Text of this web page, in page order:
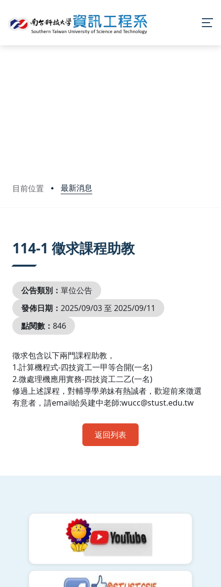
目前位置 最新消息
114-1 徵求課程助教
公告類別： 單位公告
發佈日期： 2025/09/03 至 2025/09/11
點閱數： 846
徵求包含以下兩門課程助教，
1.計算機程式-四技資工一甲等合開(一名)
2.微處理機應用實務-四技資工二乙(一名)
修過上述課程，對輔導學弟妹有熱誠者，歡迎前來徵選
有意者，請email給吳建中老師:wucc@stust.edu.tw
返回列表